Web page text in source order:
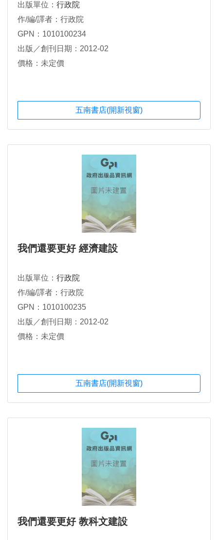
出版單位： 行政院
作/編/譯者：行政院
GPN：1010100234
出版／創刊日期：2012-02
價格：未定價
五南書店(開新視窗)
我們還要更好 經濟建設
出版單位： 行政院
作/編/譯者：行政院
GPN：1010100235
出版／創刊日期：2012-02
價格：未定價
五南書店(開新視窗)
我們還要更好 教科文建設